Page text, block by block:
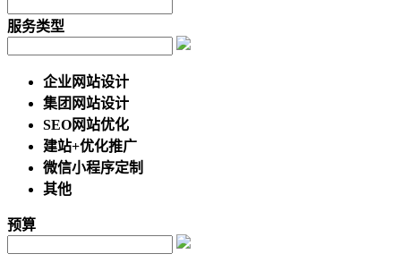
服务类型
企业网站设计
集团网站设计
SEO网站优化
建站+优化推广
微信小程序定制
其他
预算